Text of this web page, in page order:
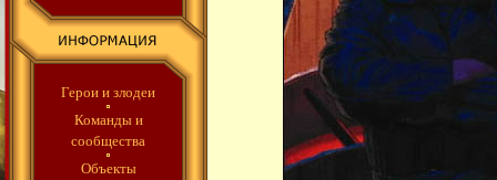
Герои и злодеи
Команды и
сообщества
Объекты